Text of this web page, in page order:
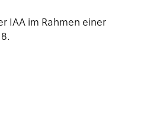
IAA im Rahmen einer